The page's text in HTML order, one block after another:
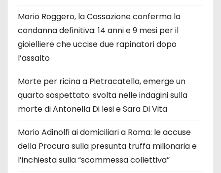
Mario Roggero, la Cassazione conferma la
condanna definitiva: 14 anni e 9 mesi per il
gioielliere che uccise due rapinatori dopo
l’assalto
Morte per ricina a Pietracatella, emerge un
quarto sospettato: svolta nelle indagini sulla
morte di Antonella Di Iesi e Sara Di Vita
Mario Adinolfi ai domiciliari a Roma: le accuse
della Procura sulla presunta truffa milionaria e
l’inchiesta sulla “scommessa collettiva”